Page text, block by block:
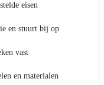
eisen
en stuurt bij op
vast
en materialen